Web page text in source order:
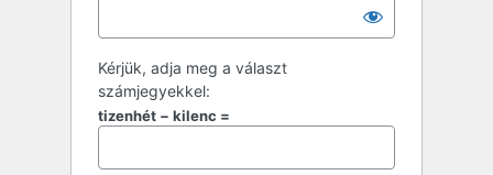
Kérjük, adja meg a választ
számjegyekkel:
tizenhét − kilenc =